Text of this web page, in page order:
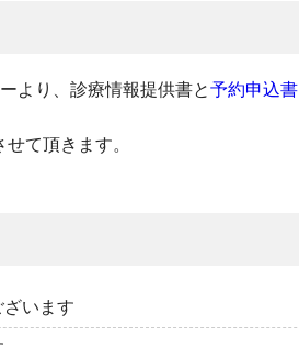
より、診療情報提供書と予約申込書
て頂きます。
います